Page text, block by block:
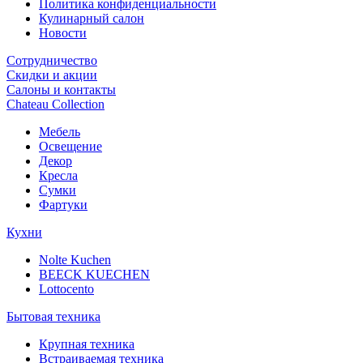
Политика конфиденциальности
Кулинарный салон
Новости
Сотрудничество
Скидки и акции
Салоны и контакты
Chateau Collection
Мебель
Освещение
Декор
Кресла
Сумки
Фартуки
Кухни
Nolte Kuchen
BEECK KUECHEN
Lottocento
Бытовая техника
Крупная техника
Встраиваемая техника